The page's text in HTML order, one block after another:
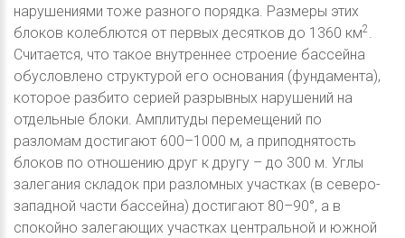
нарушениями тоже разного порядка. Размеры этих
блоков колеблются от первых десятков до 1360 км2.
Считается, что такое внутреннее строение бассейна
обусловлено структурой его основания (фундамента),
которое разбито серией разрывных нарушений на
отдельные блоки. Амплитуды перемещений по
разломам достигают 600–1000 м, а приподнятость
блоков по отношению друг к другу – до 300 м. Углы
залегания складок при разломных участках (в северо-
западной части бассейна) достигают 80–90°, а в
спокойно залегающих участках центральной и южной